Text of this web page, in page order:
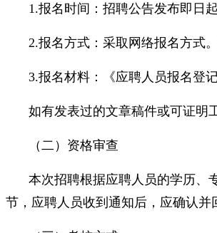
1.报名时间：招聘公告发布即日起
2.报名方式：采取网络报名方式
3.报名材料：《应聘人员报名登
如有发表过的文章稿件或可证明
（二）资格审查
本次招聘根据应聘人员的学历、
节，应聘人员收到通知后，应确认并